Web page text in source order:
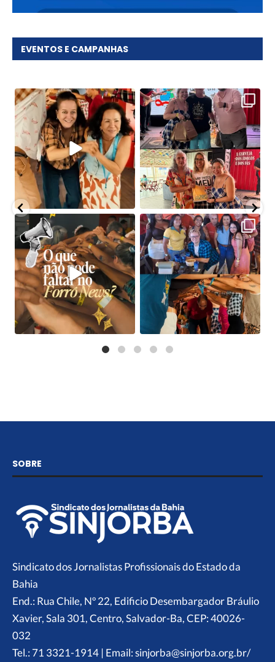
EVENTOS E CAMPANHAS
SOBRE
Sindicato dos Jornalistas Profissionais do Estado da
Bahia
End.: Rua Chile, Nº 22, Edificio Desembargador Bráulio
Xavier, Sala 301, Centro, Salvador-Ba, CEP: 40026-
032
Tel.: 71 3321-1914 | Email: sinjorba@sinjorba.org.br/